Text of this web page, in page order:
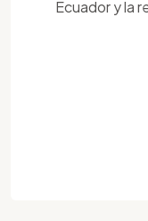
Ecuador y la